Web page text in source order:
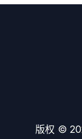
版权 ©